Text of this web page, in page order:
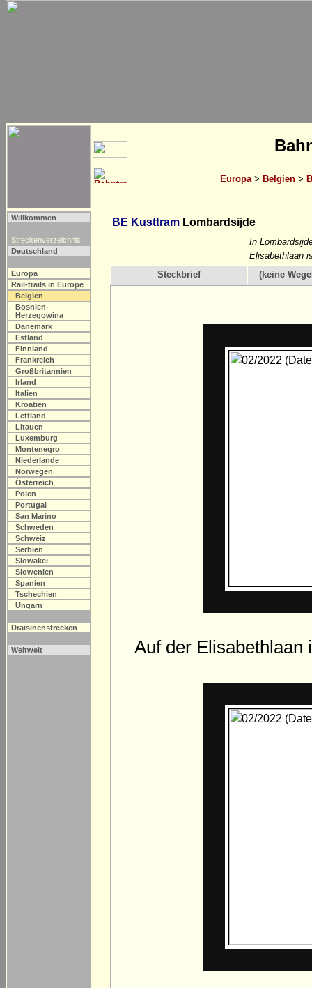
Europa > Belgien >
Willkommen
Streckenverzeichnis
Deutschland
Europa
Rail-trails in Europe
Belgien
Bosnien-
Herzegowina
Dänemark
Estland
Finnland
Frankreich
Großbritannien
Irland
Italien
Kroatien
Lettland
Litauen
Luxemburg
Montenegro
Niederlande
Norwegen
Österreich
Polen
Portugal
San Marino
Schweden
Schweiz
Serbien
Slowakei
Slowenien
Spanien
Tschechien
Ungarn
Draisinenstrecken
Weltweit
BE Kusttram Lombardsijde
In
Elisabethlaan
Steckbrief
(keine
Auf der Elisabethlaan